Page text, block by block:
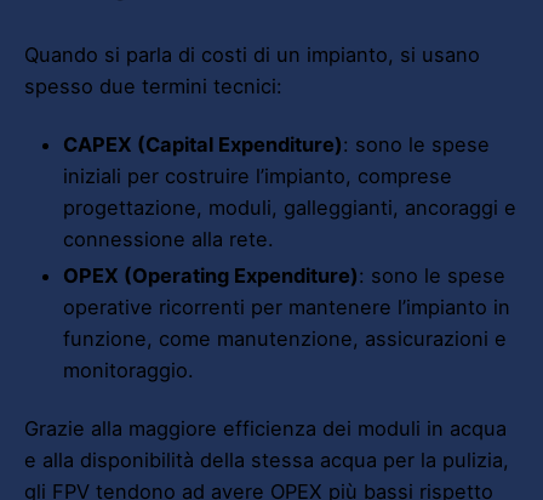
Quando si parla di costi di un impianto, si usano
spesso due termini tecnici:
CAPEX (Capital Expenditure): sono le spese
iniziali per costruire l’impianto, comprese
progettazione, moduli, galleggianti, ancoraggi e
connessione alla rete.
OPEX (Operating Expenditure): sono le spese
operative ricorrenti per mantenere l’impianto in
funzione, come manutenzione, assicurazioni e
monitoraggio.
Grazie alla maggiore efficienza dei moduli in acqua
e alla disponibilità della stessa acqua per la pulizia,
gli FPV tendono ad avere OPEX più bassi rispetto